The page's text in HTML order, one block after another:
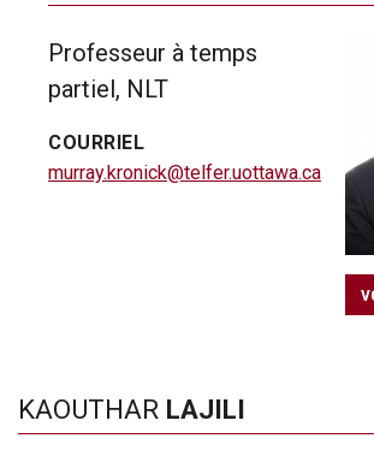
Professeur à temps
partiel, NLT
COURRIEL
murray.kronick@telfer.uottawa.ca
KAOUTHAR LAJILI